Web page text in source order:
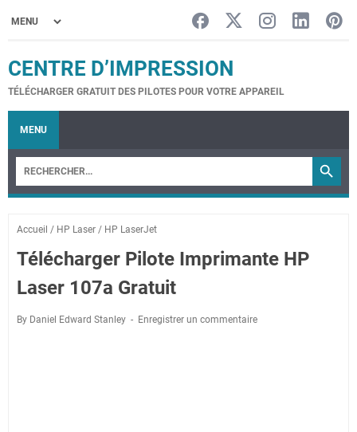
CENTRE D’IMPRESSION
TÉLÉCHARGER GRATUIT DES PILOTES POUR VOTRE APPAREIL
MENU
Accueil / HP Laser / HP LaserJet
Télécharger Pilote Imprimante HP
Laser 107a Gratuit
By Daniel Edward Stanley Enregistrer un commentaire